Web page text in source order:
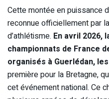
Cette montée en puissance
reconnue officiellement par
d’athlétisme. En avril 2026,
championnats de France
organisés à Guerlédan,
première pour la Bretagne,
cet événement national. Ce